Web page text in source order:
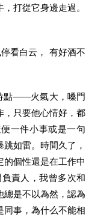
打從它身邊走過。
看白云， 有好酒不
點——火氣大，嗓門
，只要他心情好，都
一件小事或是一句
如雷。時間久了，
個性還是在工作中
責人，我曾多次和
總是不以為然，認為
同事，為什么不能相